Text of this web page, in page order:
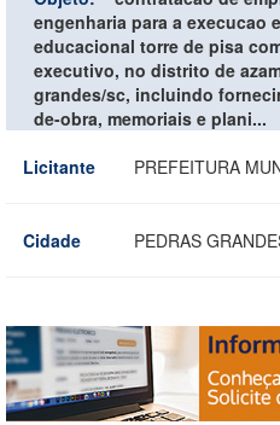
engenharia para a execucao
educacional torre de pisa
executivo, no distrito de
grandes/sc, incluindo
de-obra, memoriais e plani...
Licitante
PREFEITURA
Cidade PEDRAS